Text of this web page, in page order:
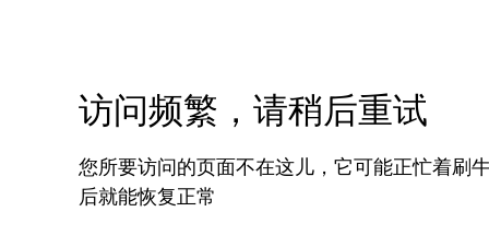
访问频繁，请稍后重试
您所要访问的页面不在这儿，它可能正忙着刷
后就能恢复正常